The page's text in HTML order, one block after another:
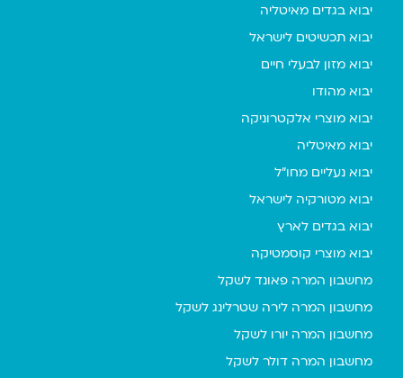
יבוא בגדים מאיטליה
יבוא תכשיטים לישראל
יבוא מזון לבעלי חיים
יבוא מהודו
יבוא מוצרי אלקטרוניקה
יבוא מאיטליה
יבוא נעליים מחו"ל
יבוא מטורקיה לישראל
יבוא בגדים לארץ
יבוא מוצרי קוסמטיקה
מחשבון המרה פאונד לשקל
מחשבון המרה לירה שטרלינג לשקל
מחשבון המרה יורו לשקל
מחשבון המרה דולר לשקל